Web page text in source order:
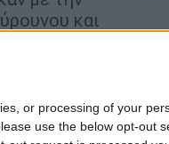
or processing of your
use the below opt-out
και
με κοπάδια
πόλη".